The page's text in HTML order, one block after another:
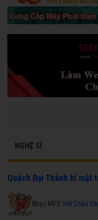
NGHỆ SĨ
Quách Đại Thành bí mật
Nhạc MP3: Hát Chầu